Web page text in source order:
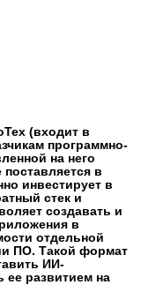
(входит в
программно-
на него
в
инвестирует в
стек и
создавать и
в
отдельной
ПО. Такой формат
ИИ-
ее развитием на